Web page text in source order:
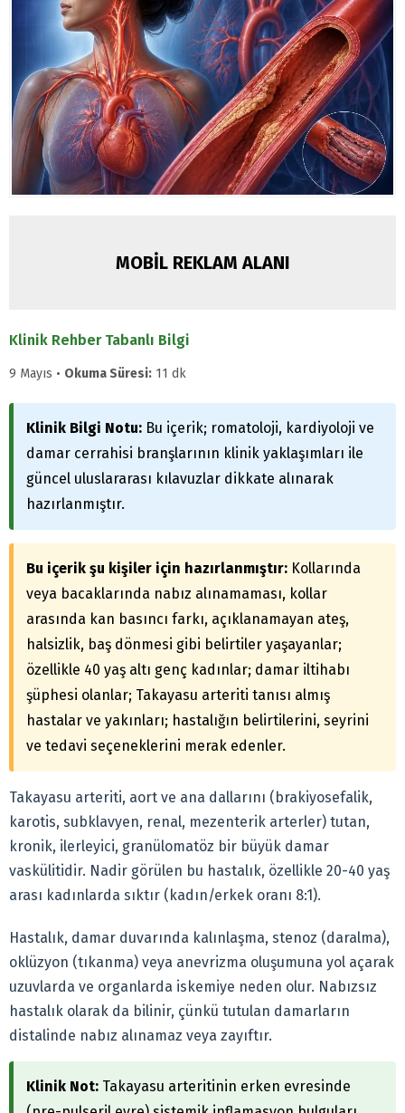
MOBİL REKLAM ALANI
Klinik Rehber Tabanlı Bilgi
9 Mayıs • Okuma Süresi: 11 dk
Klinik Bilgi Notu: Bu içerik; romatoloji, kardiyoloji ve
damar cerrahisi branşlarının klinik yaklaşımları ile
güncel uluslararası kılavuzlar dikkate alınarak
hazırlanmıştır.
Bu içerik şu kişiler için hazırlanmıştır: Kollarında
veya bacaklarında nabız alınamaması, kollar
arasında kan basıncı farkı, açıklanamayan ateş,
halsizlik, baş dönmesi gibi belirtiler yaşayanlar;
özellikle 40 yaş altı genç kadınlar; damar iltihabı
şüphesi olanlar; Takayasu arteriti tanısı almış
hastalar ve yakınları; hastalığın belirtilerini, seyrini
ve tedavi seçeneklerini merak edenler.
Takayasu arteriti, aort ve ana dallarını (brakiyosefalik,
karotis, subklavyen, renal, mezenterik arterler) tutan,
kronik, ilerleyici, granülomatöz bir büyük damar
vaskülitidir. Nadir görülen bu hastalık, özellikle 20-40 yaş
arası kadınlarda sıktır (kadın/erkek oranı 8:1).
Hastalık, damar duvarında kalınlaşma, stenoz (daralma),
oklüzyon (tıkanma) veya anevrizma oluşumuna yol açarak
uzuvlarda ve organlarda iskemiye neden olur. Nabızsız
hastalık olarak da bilinir, çünkü tutulan damarların
distalinde nabız alınamaz veya zayıftır.
Klinik Not: Takayasu arteritinin erken evresinde